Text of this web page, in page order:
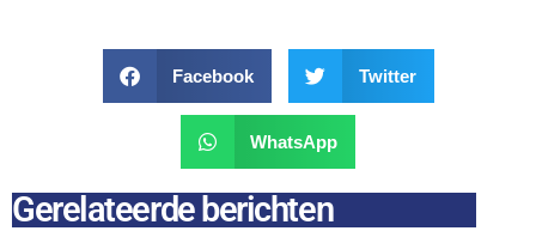
Facebook Twitter
WhatsApp
Gerelateerde berichten